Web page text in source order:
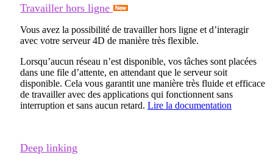
Travailler hors ligne
Vous avez la possibilité de travailler hors ligne et d’interagir
avec votre serveur 4D de manière très flexible.
Lorsqu’aucun réseau n’est disponible, vos tâches sont placées
dans une file d’attente, en attendant que le serveur soit
disponible. Cela vous garantit une manière très fluide et efficace
de travailler avec des applications qui fonctionnent sans
interruption et sans aucun retard. Lire la documentation
Deep linking